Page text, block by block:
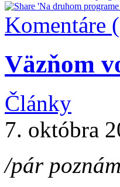
Komentáre
Väzňom
Články
7. októbra
/pár